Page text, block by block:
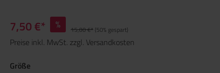
7,50 €* % 15,00 €* (50% gespart)
Preise inkl. MwSt. zzgl. Versandkosten
Größe